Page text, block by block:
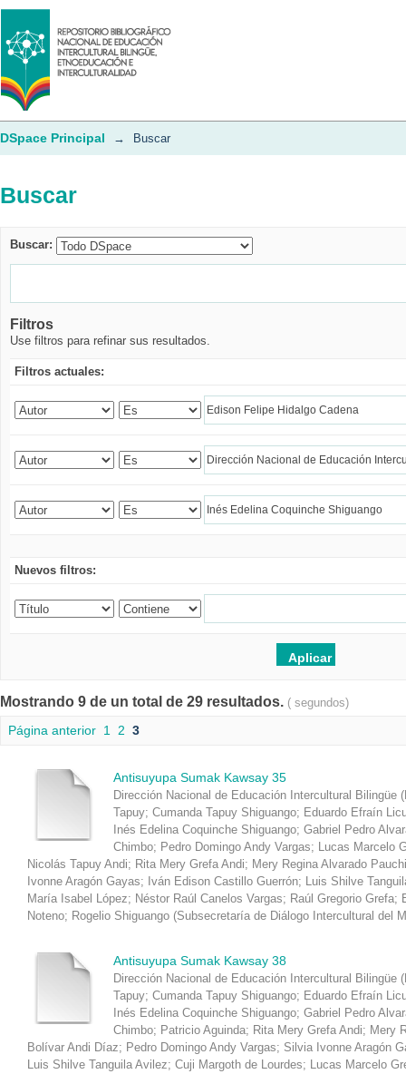
Buscar
DSpace Principal → Buscar
Buscar
Buscar:
Filtros
Use filtros para refinar sus resultados.
Filtros actuales:
Nuevos filtros:
Mostrando 9 de un total de 29 resultados. ( segundos)
Página anterior 1 2 3
Antisuyupa Sumak Kawsay 35
Dirección Nacional de Educación Intercultural Bilingüe
Tapuy; Cumanda Tapuy Shiguango; Eduardo Efraín
Inés Edelina Coquinche Shiguango; Gabriel Pedro
Chimbo; Pedro Domingo Andy Vargas; Lucas Marcelo
Nicolás Tapuy Andi; Rita Mery Grefa Andi; Mery Regina Alvarado Pauchi
Ivonne Aragón Gayas; Iván Edison Castillo Guerrón; Luis Shilve
María Isabel López; Néstor Raúl Canelos Vargas; Raúl Gregorio Grefa;
Noteno; Rogelio Shiguango (Subsecretaría de Diálogo Intercultural del
Antisuyupa Sumak Kawsay 38
Dirección Nacional de Educación Intercultural Bilingüe
Tapuy; Cumanda Tapuy Shiguango; Eduardo Efraín
Inés Edelina Coquinche Shiguango; Gabriel Pedro
Chimbo; Patricio Aguinda; Rita Mery Grefa Andi; Mery
Bolívar Andi Díaz; Pedro Domingo Andy Vargas; Silvia Ivonne Aragón
Luis Shilve Tanguila Avilez; Cuji Margoth de Lourdes; Lucas Marcelo